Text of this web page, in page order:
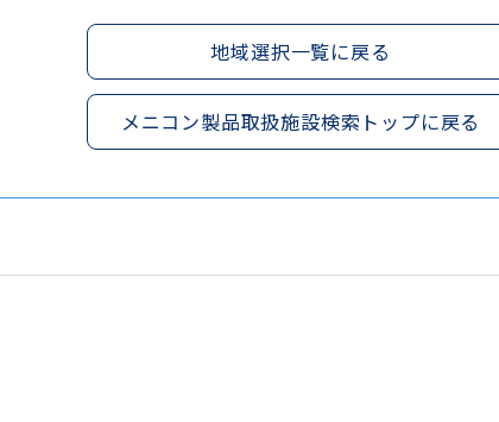
地域選択一覧に戻る
メニコン製品取扱施設検索トップに戻る